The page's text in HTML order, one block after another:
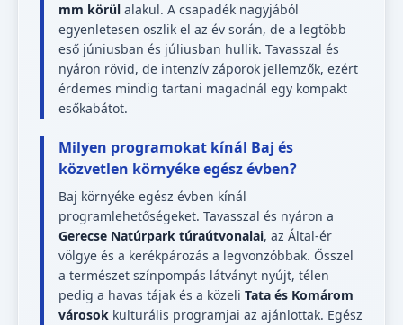
mm körül alakul. A csapadék nagyjából
egyenletesen oszlik el az év során, de a legtöbb
eső júniusban és júliusban hullik. Tavasszal és
nyáron rövid, de intenzív záporok jellemzők, ezért
érdemes mindig tartani magadnál egy kompakt
esőkabátot.
Milyen programokat kínál Baj és
közvetlen környéke egész évben?
Baj környéke egész évben kínál
programlehetőségeket. Tavasszal és nyáron a
Gerecse Natúrpark túraútvonalai, az Által-ér
völgye és a kerékpározás a legvonzóbbak. Ősszel
a természet színpompás látványt nyújt, télen
pedig a havas tájak és a közeli Tata és Komárom
városok kulturális programjai az ajánlottak. Egész